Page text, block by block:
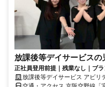
放課後等デイサービスの
正社員登用前提｜残業なし｜ブ
放課後等デイサービス アビリ